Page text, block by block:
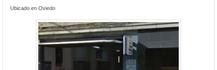
Ubicado en Oviedo